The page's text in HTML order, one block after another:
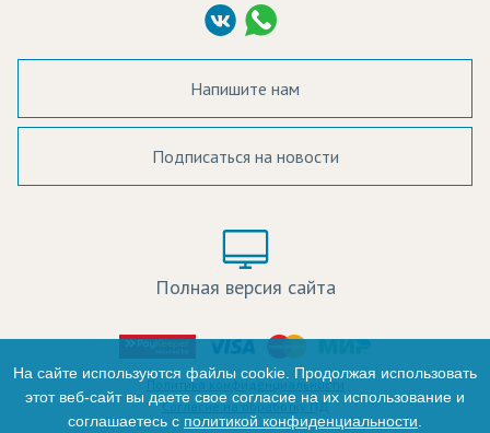
Согласие на обработку ПД
Напишите нам
Подписаться на новости
Полная версия сайта
Политика конфиденциальности
Согласие на обработку ПД
-
На сайте используются файлы cookie. Продолжая использовать
этот веб-сайт вы даете свое согласие на их использование и
соглашаетесь с политикой конфиденциальности